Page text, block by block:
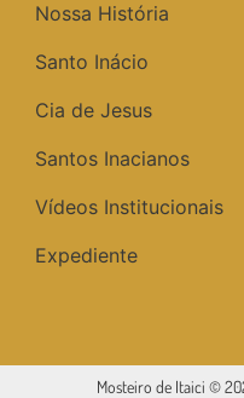
Nossa História
Santo Inácio
Cia de Jesus
Santos Inacianos
Vídeos Institucionais
Expediente
Mosteiro de Itaici ©